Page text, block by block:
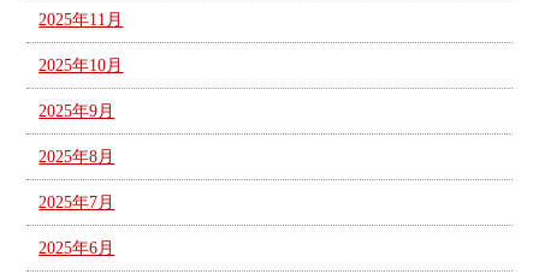
2025年11月
2025年10月
2025年9月
2025年8月
2025年7月
2025年6月